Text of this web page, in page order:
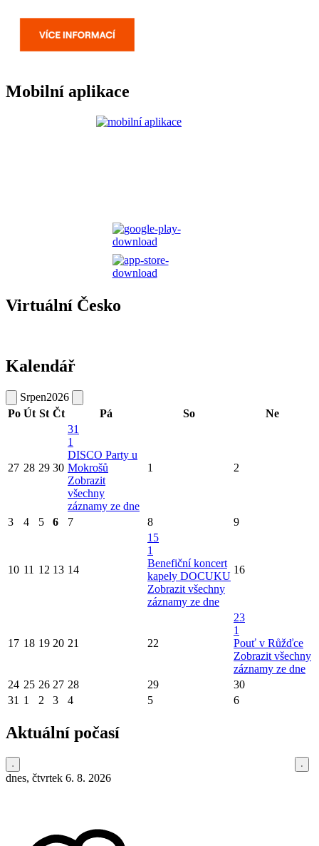
Mobilní aplikace
Virtuální Česko
Kalendář
Srpen2026
Po Út St Čt Pá So Ne
27 28 29 30
31
1
DISCO Party u
Mokrošů
Zobrazit
všechny
záznamy ze dne
1 2
3 4 5 6 7 8 9
10 11 12 13 14
15
1
Benefiční koncert
kapely DOCUKU
Zobrazit všechny
záznamy ze dne
16
17 18 19 20 21 22
23
1
Pouť v Růžďce
Zobrazit všechny
záznamy ze dne
24 25 26 27 28 29
30
31 1 2 3 4 5 6
Aktuální počasí
dnes, čtvrtek 6. 8. 2026